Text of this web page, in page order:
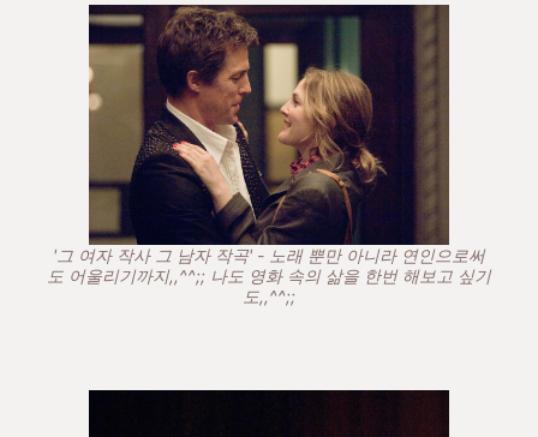
'그 여자 작사 그 남자 작곡' - 노래 뿐만 아니라 연인으로써
도 어울리기까지,,^^;; 나도 영화 속의 삶을 한번 해보고 싶기
도,,^^;;